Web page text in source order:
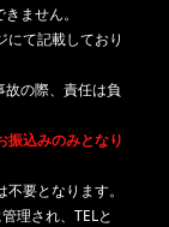
ません。
にて記載しており
の際、責任は負
振込みのみとなり
要となります。
理され、TELと